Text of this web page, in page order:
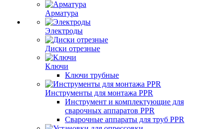
Арматура
Электроды
Диски отрезные
Ключи
Ключи трубные
Инструменты для монтажа PPR
Инструмент и комплектующие для
сварочных аппаратов PPR
Сварочные аппараты для труб PPR